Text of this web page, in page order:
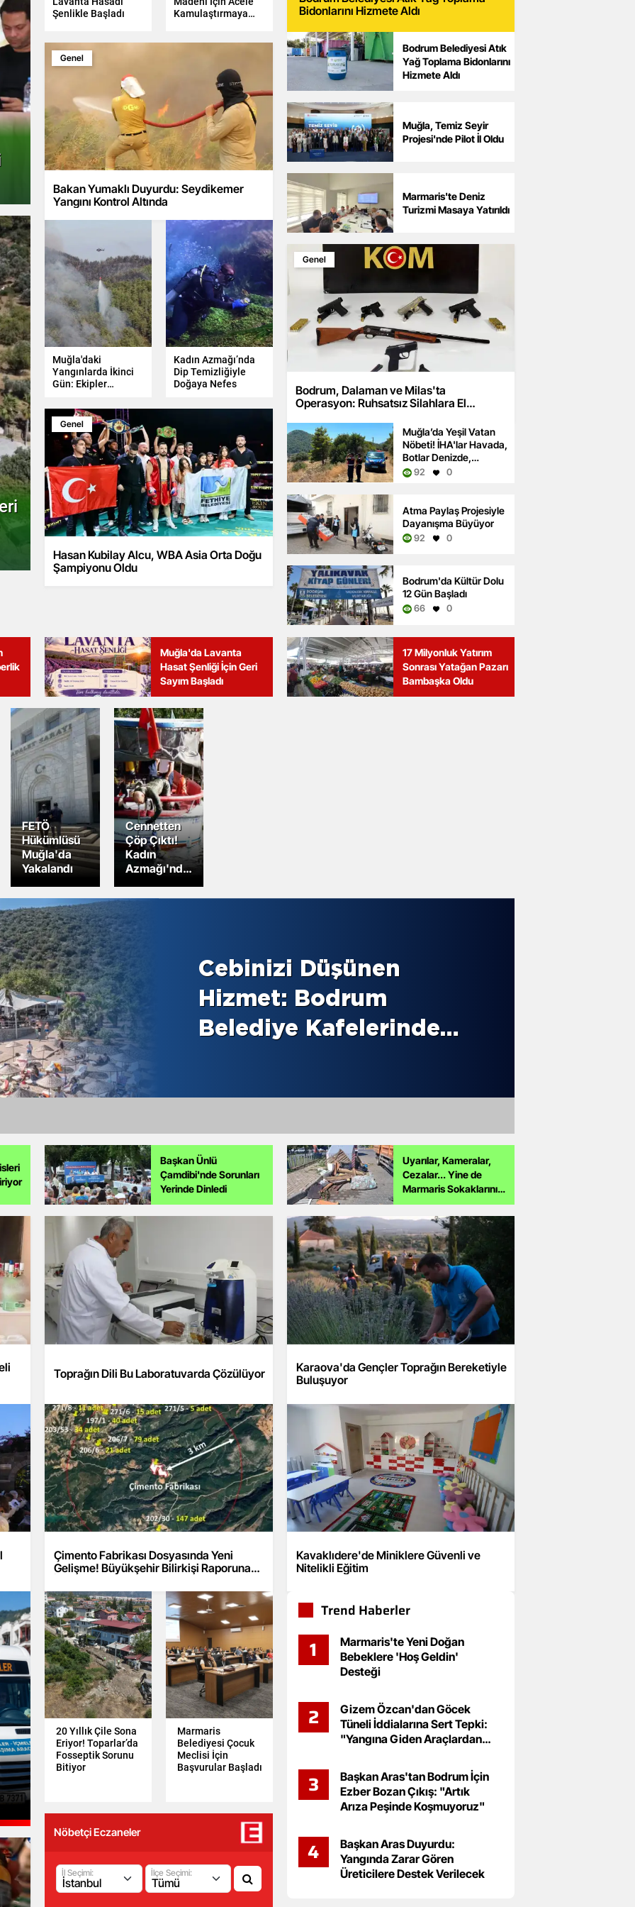
Şenlikle Başladı
Kamulaştırmaya
Genel
Bakan Yumaklı Duyurdu: Seydikemer
Yangını Kontrol Altında
Muğla'daki
Yangınlarda İkinci
Gün: Ekipler
Kadın Azmağı’nda
Dip Temizliğiyle
Doğaya Nefes
Genel
Hasan Kubilay Alcu, WBA Asia Orta Doğu
Şampiyonu Oldu
Bidonlarını Hizmete Aldı
Bodrum Belediyesi Atık
Yağ Toplama Bidonlarını
Hizmete Aldı
Muğla, Temiz Seyir
Projesi'nde Pilot İl Oldu
Marmaris'te Deniz
Turizmi Masaya Yatırıldı
Genel
Bodrum, Dalaman ve Milas'ta
Operasyon: Ruhsatsız Silahlara El
Muğla’da Yeşil Vatan
Nöbeti! İHA'lar Havada,
Botlar Denizde,
Devriyeler Ormanda
92 0
Atma Paylaş Projesiyle
Dayanışma Büyüyor
92 0
Bodrum'da Kültür Dolu
12 Gün Başladı
66 0
Muğla'da Lavanta
Hasat Şenliği İçin Geri
Sayım Başladı
17 Milyonluk Yatırım
Sonrası Yatağan Pazarı
Bambaşka Oldu
FETÖ
Hükümlüsü
Muğla'da
Yakalandı
Cennetten
Çöp Çıktı!
Kadın
Azmağı'nda
Temizliği
Bodrum'da İki Ayrı
Operasyon: Göçmen
Kaçakçılarına Göz
Başkan Ünlü
Çamdibi'nde Sorunları
Yerinde Dinledi
Uyarılar, Kameralar,
Cezalar... Yine de
Marmaris Sokaklarını
Çöplüğe Çevirdiler
Toprağın Dili Bu Laboratuvarda Çözülüyor
Karaova'da Gençler Toprağın Bereketiyle
Buluşuyor
Çimento Fabrikası Dosyasında Yeni
Gelişme! Büyükşehir Bilirkişi Raporuna
Kavaklıdere'de Miniklere Güvenli ve
Nitelikli Eğitim
20 Yıllık Çile Sona
Eriyor! Toparlar’da
Fosseptik Sorunu
Bitiyor
Marmaris
Belediyesi Çocuk
Meclisi İçin
Başvurular Başladı
Nöbetçi Eczaneler
İl Seçimi: İlçe Seçimi:
Trend Haberler
1
Marmaris'te Yeni Doğan
Bebeklere 'Hoş Geldin'
Desteği
2
Gizem Özcan'dan Göcek
Tüneli İddialarına Sert Tepki:
"Yangına Giden Araçlardan
Edilemez"
3
Başkan Aras'tan Bodrum İçin
Ezber Bozan Çıkış: "Artık
Arıza Peşinde Koşmuyoruz"
4
Başkan Aras Duyurdu:
Yangında Zarar Gören
Üreticilere Destek Verilecek